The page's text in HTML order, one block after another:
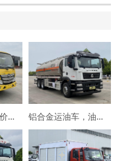
清障车，清障车价格，楚胜集团 铝合金运油车，油罐车，楚胜汽车集团